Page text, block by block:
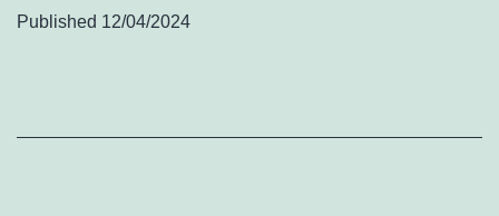
Published 12/04/2024